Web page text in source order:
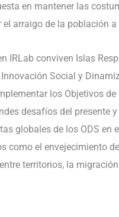
en mantener las
el arraigo de la población
IRLab conviven Islas
Social y
los Objetivos
desafíos del presente
globales de los ODS en
como el envejecimiento
territorios, la